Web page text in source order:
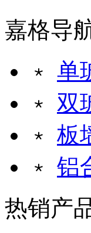
嘉格导
﹡ 单
﹡ 双
﹡ 板
﹡ 铝
热销产